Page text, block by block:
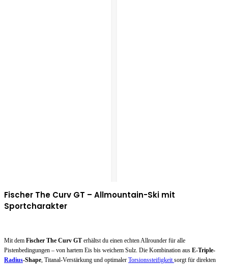
Fischer The Curv GT – Allmountain-Ski mit
Sportcharakter
Mit dem Fischer The Curv GT erhältst du einen echten Allrounder für alle
Pistenbedingungen – von hartem Eis bis weichem Sulz. Die Kombination aus E-Triple-
Radius-Shape, Titanal-Verstärkung und optimaler Torsionssteifigkeitsorgt für direkten